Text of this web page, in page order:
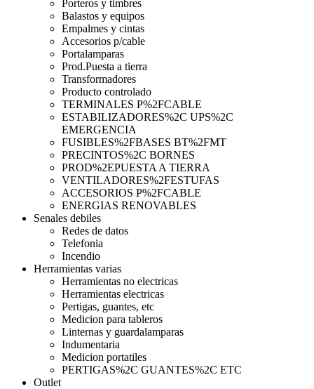
Porteros y timbres
Balastos y equipos
Empalmes y cintas
Accesorios p/cable
Portalamparas
Prod.Puesta a tierra
Transformadores
Producto controlado
TERMINALES P%2FCABLE
ESTABILIZADORES%2C UPS%2C
EMERGENCIA
FUSIBLES%2FBASES BT%2FMT
PRECINTOS%2C BORNES
PROD%2EPUESTA A TIERRA
VENTILADORES%2FESTUFAS
ACCESORIOS P%2FCABLE
ENERGIAS RENOVABLES
Senales debiles
Redes de datos
Telefonia
Incendio
Herramientas varias
Herramientas no electricas
Herramientas electricas
Pertigas, guantes, etc
Medicion para tableros
Linternas y guardalamparas
Indumentaria
Medicion portatiles
PERTIGAS%2C GUANTES%2C ETC
Outlet